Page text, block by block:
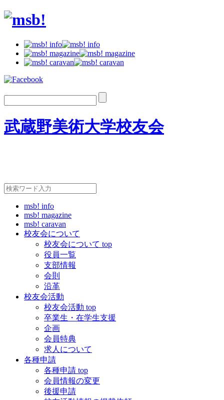
武蔵野美術大学校友会
msb! info
msb! magazine
msb! caravan
校友会について
校友会について top
役員一覧
支部情報
会則
沿革
校友会活動
校友会活動 top
卒業生・在学生支援
企画
会員特典
求人について
各種申請
各種申請 top
会員情報の変更
後援申請